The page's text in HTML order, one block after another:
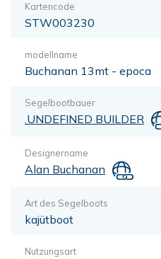
Kartencode
STW003230
modellname
Buchanan 13mt - epoca
Segelbootbauer
.UNDEFINED BUILDER
Designername
Alan Buchanan
Art des Segelboots
kajütboot
Nutzungsart